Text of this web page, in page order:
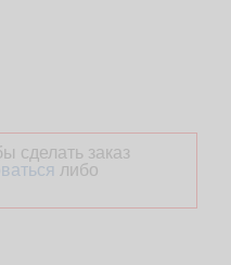
сделать заказ
либо